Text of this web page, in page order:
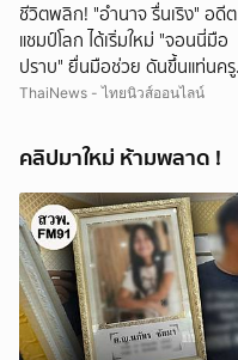
ชีวิตพลิก! "อำนาจ รื่นเริง" อดีต
แชมป์โลก ได้เริ่มใหม่ "จอนนี่มือ
ปราบ" ยื่นมือช่วย ดันขึ้นแท่นครู
มวย
ThaiNews - ไทยนิวส์ออนไลน์
คลิปมาใหม่ ห้ามพลาด !